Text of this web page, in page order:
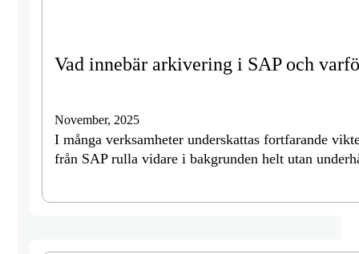
Vad innebär arkivering i SAP och
November, 2025
I många verksamheter underskattas fortfarande
från SAP rulla vidare i bakgrunden helt utan